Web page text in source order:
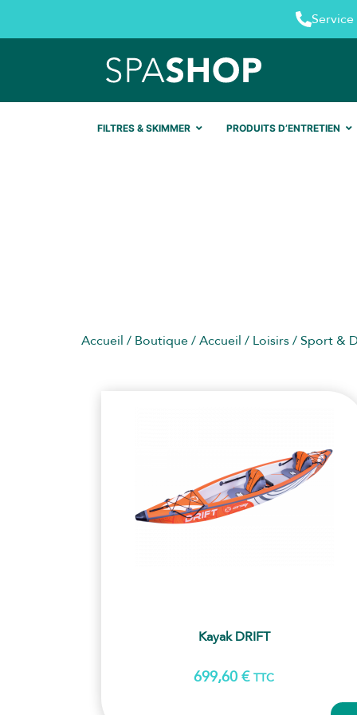
FILTRES & SKIMMER PRODUITS D’ENTRETIEN
Accueil / Boutique/Accueil / Loisirs/Sport &
Kayak DRIFT
699,60€ TTC